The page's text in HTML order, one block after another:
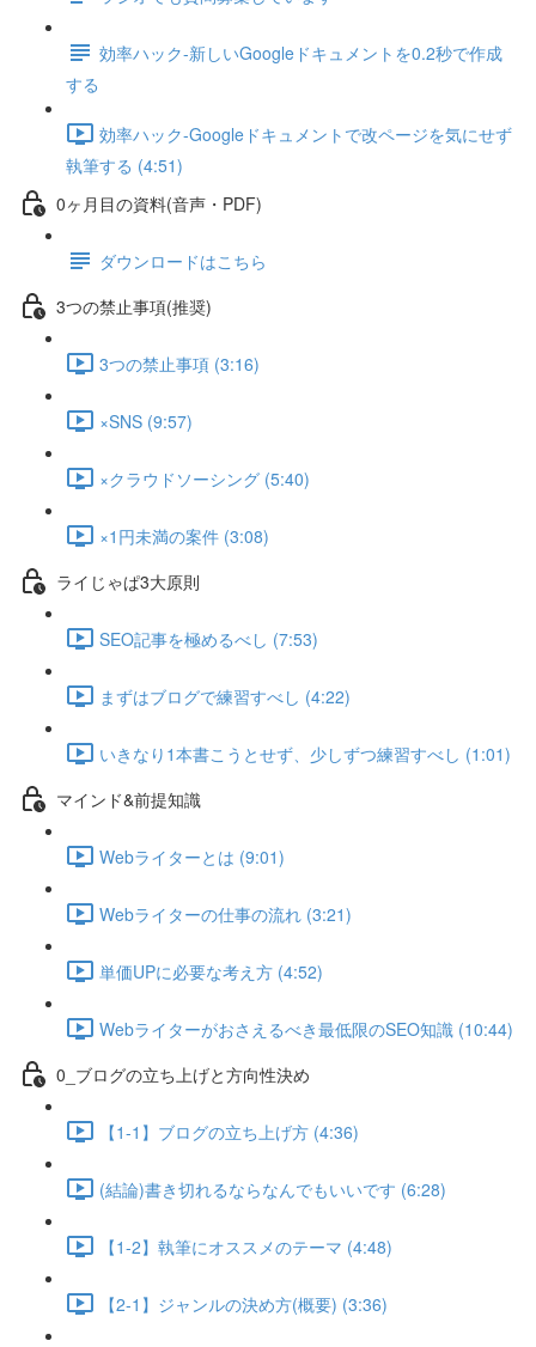
効率ハック-新しいGoogleドキュメントを0.2秒で作成
する
効率ハック-Googleドキュメントで改ページを気にせず
執筆する (4:51)
0ヶ月目の資料(音声・PDF)
ダウンロードはこちら
3つの禁止事項(推奨)
3つの禁止事項 (3:16)
×SNS (9:57)
×クラウドソーシング (5:40)
×1円未満の案件 (3:08)
ライじゃぱ3大原則
SEO記事を極めるべし (7:53)
まずはブログで練習すべし (4:22)
いきなり1本書こうとせず、少しずつ練習すべし (1:01)
マインド&前提知識
Webライターとは (9:01)
Webライターの仕事の流れ (3:21)
単価UPに必要な考え方 (4:52)
Webライターがおさえるべき最低限のSEO知識 (10:44)
0_ブログの立ち上げと方向性決め
【1-1】ブログの立ち上げ方 (4:36)
(結論)書き切れるならなんでもいいです (6:28)
【1-2】執筆にオススメのテーマ (4:48)
【2-1】ジャンルの決め方(概要) (3:36)